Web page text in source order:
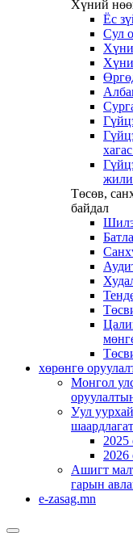
Хүний
Ёс
Сул
Төсөв,
байдал
хөрөнгө
Монгол
Уул
2025
2026
Ашигт
гарын
e-zasag.mn